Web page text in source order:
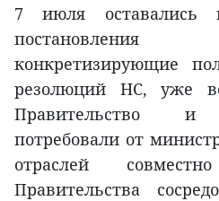
7 июля оставались
постановления
конкретизирующие
резолюций НС, уже
Правительство и
потребовали от
отраслей
Правительства